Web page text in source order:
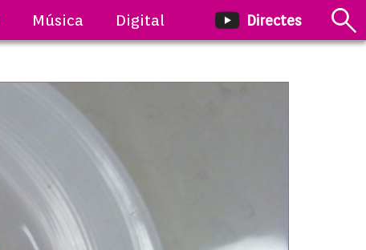
Música Digital Directes